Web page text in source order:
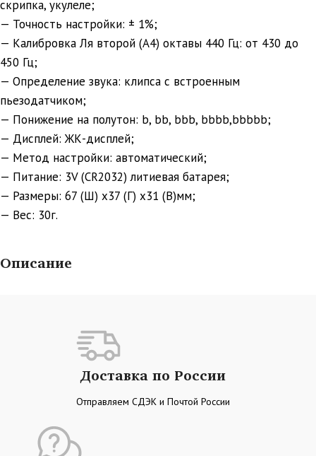
скрипка, укулеле;
— Точность настройки: ± 1%;
— Калибровка Ля второй (А4) октавы 440 Гц: от 430 до
450 Гц;
— Определение звука: клипса с встроенным
пьезодатчиком;
— Понижение на полутон: b, bb, bbb, bbbb,bbbbb;
— Дисплей: ЖК-дисплей;
— Метод настройки: автоматический;
— Питание: 3V (CR2032) литиевая батарея;
— Размеры: 67 (Ш) x37 (Г) x31 (В)мм;
— Вес: 30г.
Описание
Доставка по России
Отправляем СДЭК и Почтой России